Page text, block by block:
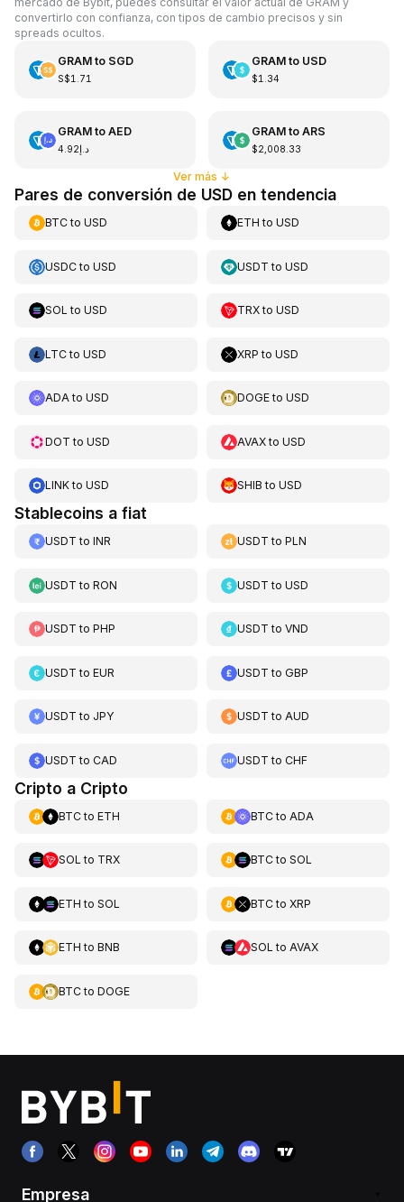
convertirlo con confianza, con tipos de cambio precisos y sin
spreads ocultos.
GRAMto SGD
S$1.71
GRAMto USD
$1.34
GRAMto AED
د.إ4.92
GRAMto ARS
$2,008.33
Ver más ↓
Pares de conversión de USD en tendencia
BTCto USD ETH toUSD
USDCto USD USDT toUSD
SOL to USD TRXtoUSD
LTCto USD XRP toUSD
ADAto USD DOGEtoUSD
DOT to USD AVAXtoUSD
LINKto USD SHIB toUSD
Stablecoins a fiat
USDT to INR USDT toPLN
USDT to RON USDT toUSD
USDT to PHP USDT toVND
USDT to EUR USDT toGBP
USDT to JPY USDT toAUD
USDT to CAD USDT toCHF
Cripto a Cripto
BTCto ETH BTCto ADA
SOL to TRX BTCto SOL
ETH to SOL BTCto XRP
ETH to BNB SOL to AVAX
BTCto DOGE
Empresa